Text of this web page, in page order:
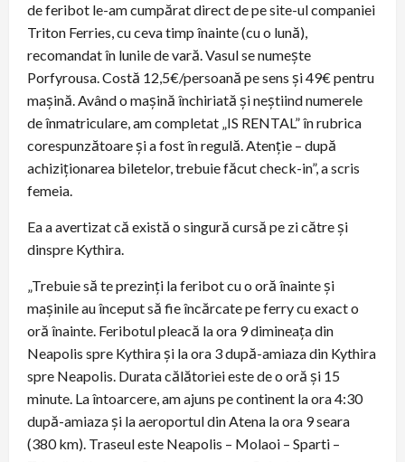
de feribot le-am cumpărat direct de pe site-ul companiei
Triton Ferries, cu ceva timp înainte (cu o lună),
recomandat în lunile de vară. Vasul se numește
Porfyrousa. Costă 12,5€/persoană pe sens și 49€ pentru
mașină. Având o mașină închiriată și neștiind numerele
de înmatriculare, am completat „IS RENTAL” în rubrica
corespunzătoare și a fost în regulă. Atenție – după
achiziționarea biletelor, trebuie făcut check-in”, a scris
femeia.
Ea a avertizat că există o singură cursă pe zi către și
dinspre Kythira.
„Trebuie să te prezinți la feribot cu o oră înainte și
mașinile au început să fie încărcate pe ferry cu exact o
oră înainte. Feribotul pleacă la ora 9 dimineața din
Neapolis spre Kythira și la ora 3 după-amiaza din Kythira
spre Neapolis. Durata călătoriei este de o oră și 15
minute. La întoarcere, am ajuns pe continent la ora 4:30
după-amiaza și la aeroportul din Atena la ora 9 seara
(380 km). Traseul este Neapolis – Molaoi – Sparti –